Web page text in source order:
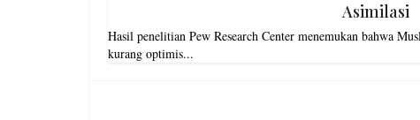
Asimilasi
Hasil penelitian Pew Research Center menemukan bahwa
kurang optimis...